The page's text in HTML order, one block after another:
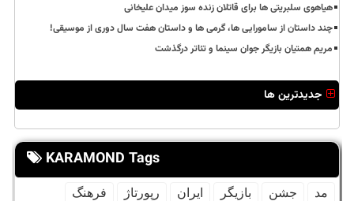
هیاهوی سلبریتی ها برای قاتلان زنده سوز میدان علیخانی
چند داستان از سامورایی ها، گرمی ها و داستان هفت سال دوری از موسیقی!
مریم همتیان بازیگر جوان سینما و تئاتر درگذشت
جدیدترین ها
KARAMOND Tags
مد جشن بازیگر ایران رپورتاژ
فرهنگ